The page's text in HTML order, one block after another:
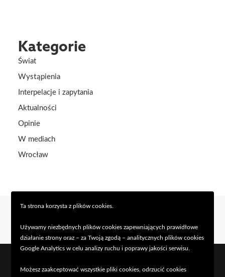
Kategorie
Świat
Wystąpienia
Interpelacje i zapytania
Aktualności
Opinie
W mediach
Wrocław
Ta strona korzysta z plików cookies.
Używamy niezbędnych plików cookies zapewniających prawidłowe
działanie strony oraz – za Twoją zgodą – analitycznych plików cookies
Google Analytics w celu analizy ruchu i poprawy jakości serwisu.
Możesz zaakceptować wszystkie pliki cookies, odrzucić cookies